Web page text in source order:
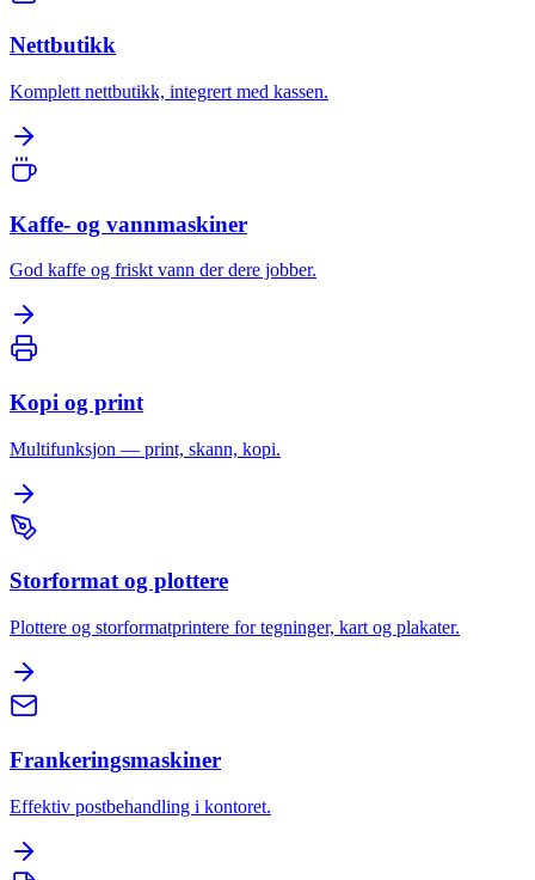
Nettbutikk
Komplett nettbutikk, integrert med kassen.
Kaffe- og vannmaskiner
God kaffe og friskt vann der dere jobber.
Kopi og print
Multifunksjon — print, skann, kopi.
Storformat og plottere
Plottere og storformatprintere for tegninger, kart og plakater.
Frankeringsmaskiner
Effektiv postbehandling i kontoret.